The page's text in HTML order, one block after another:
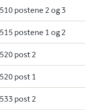
postene 2 og 3
postene 1 og 2
post 2
post 1
post 2